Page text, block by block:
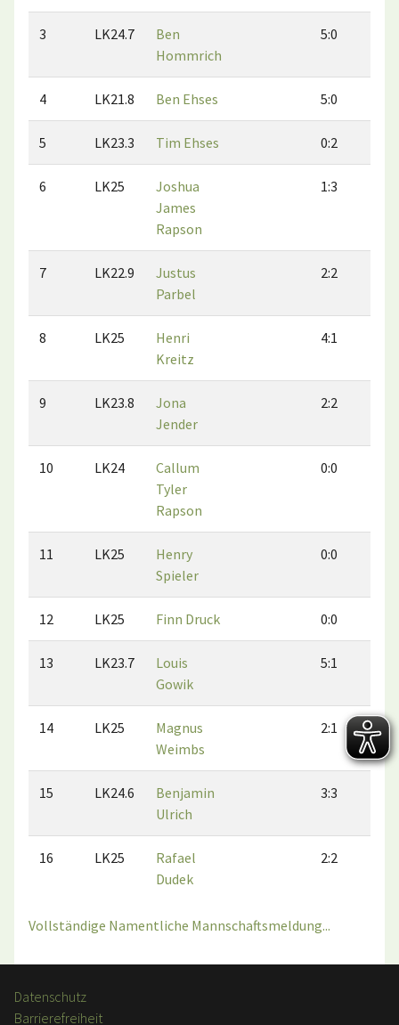
3 LK24.7
Ben
Hommrich
5:0
4 LK21.8 Ben Ehses 5:0
5 LK23.3 Tim Ehses 0:2
6 LK25
Joshua
James
Rapson
1:3
7 LK22.9
Justus
Parbel
2:2
8 LK25
Henri
Kreitz
4:1
9 LK23.8
Jona
Jender
2:2
10 LK24
Callum
Tyler
Rapson
0:0
11 LK25
Henry
Spieler
0:0
12 LK25 Finn Druck 0:0
13 LK23.7
Louis
Gowik
5:1
14 LK25
Magnus
Weimbs
2:1
15 LK24.6
Benjamin
Ulrich
3:3
16 LK25
Rafael
Dudek
2:2
Vollständige Namentliche Mannschaftsmeldung...
Datenschutz
Barrierefreiheit